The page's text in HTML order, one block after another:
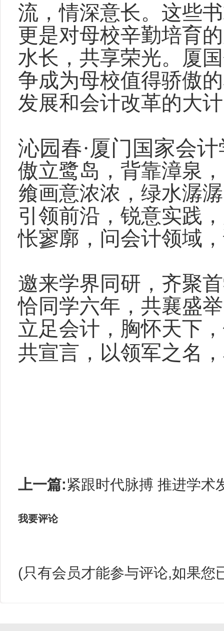
流，情深意长。这些
更是对母校辛勤培育
水长，共享荣光。厦
争成为母校值得骄傲
发展和会计改革的大
沁园春·厦门国家会
傲立鹭岛，背靠漳泉
飨画意浓浓，绿水潺
引领前沿，锐意实践
怅寥廓，问会计领域
邀来学界同研，齐聚
恰同学六年，共襄盛
立足会计，胸怀天下
共宣言，以领军之名
上一篇:紧跟时代脉搏 推进学术
我要评论
(只有会员才能参与评论,如果您